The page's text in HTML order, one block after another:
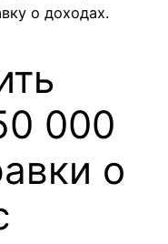
о доходах.
000
о